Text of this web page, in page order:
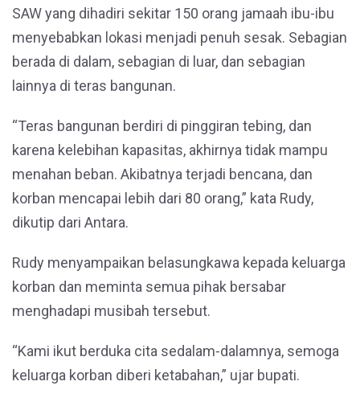
SAW yang dihadiri sekitar 150 orang jamaah ibu-ibu
menyebabkan lokasi menjadi penuh sesak. Sebagian
berada di dalam, sebagian di luar, dan sebagian
lainnya di teras bangunan.
“Teras bangunan berdiri di pinggiran tebing, dan
karena kelebihan kapasitas, akhirnya tidak mampu
menahan beban. Akibatnya terjadi bencana, dan
korban mencapai lebih dari 80 orang,” kata Rudy,
dikutip dari Antara.
Rudy menyampaikan belasungkawa kepada keluarga
korban dan meminta semua pihak bersabar
menghadapi musibah tersebut.
“Kami ikut berduka cita sedalam-dalamnya, semoga
keluarga korban diberi ketabahan,” ujar bupati.